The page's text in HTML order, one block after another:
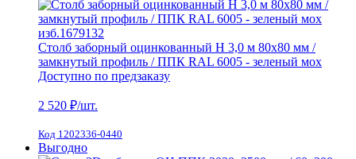
Столб заборный оцинкованный H 3,0 м 80х80 мм /
замкнутый профиль / ППК RAL 6005 - зеленый мох
Доступно по предзаказу
2 520 ₽/шт.
Код 1202336-0440
Выгодно